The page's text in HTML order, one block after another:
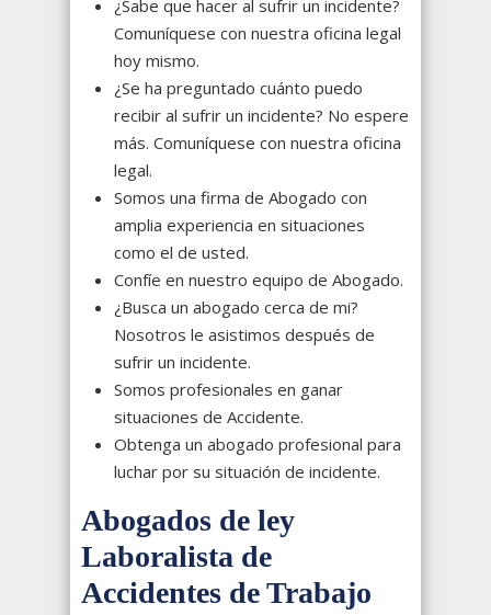
¿Sabe que hacer al sufrir un incidente?
Comuníquese con nuestra oficina legal
hoy mismo.
¿Se ha preguntado cuánto puedo
recibir al sufrir un incidente? No espere
más. Comuníquese con nuestra oficina
legal.
Somos una firma de Abogado con
amplia experiencia en situaciones
como el de usted.
Confíe en nuestro equipo de Abogado.
¿Busca un abogado cerca de mi?
Nosotros le asistimos después de
sufrir un incidente.
Somos profesionales en ganar
situaciones de Accidente.
Obtenga un abogado profesional para
luchar por su situación de incidente.
Abogados de ley
Laboralista de
Accidentes de Trabajo